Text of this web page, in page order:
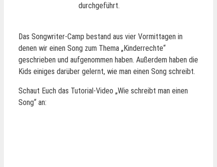
durchgeführt.
Das Songwriter-Camp bestand aus vier Vormittagen in
denen wir einen Song zum Thema „Kinderrechte“
geschrieben und aufgenommen haben. Außerdem haben die
Kids einiges darüber gelernt, wie man einen Song schreibt.
Schaut Euch das Tutorial-Video „Wie schreibt man einen
Song“ an: